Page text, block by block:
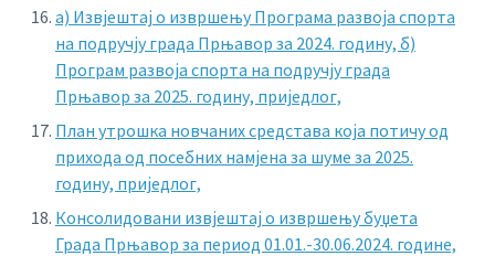
а) Извјештај о извршењу Програма развоја спорта
на подручју града Прњавор за 2024. годину, б)
Програм развоја спорта на подручју града
Прњавор за 2025. годину, приједлог,
План утрошка новчаних средстава која потичу од
прихода од посебних намјена за шуме за 2025.
годину, приједлог,
Консолидовани извјештај о извршењу буџета
Града Прњавор за период 01.01.-30.06.2024. године,